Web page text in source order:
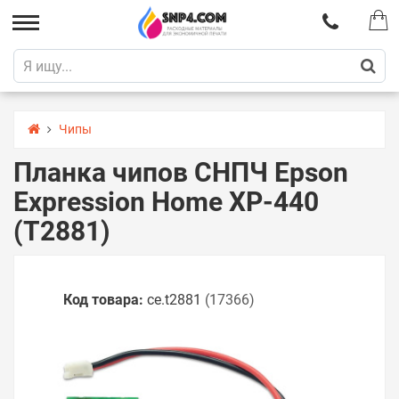
Чипы
Планка чипов СНПЧ Epson
Expression Home XP-440
(T2881)
Код товара: ce.t2881 (17366)